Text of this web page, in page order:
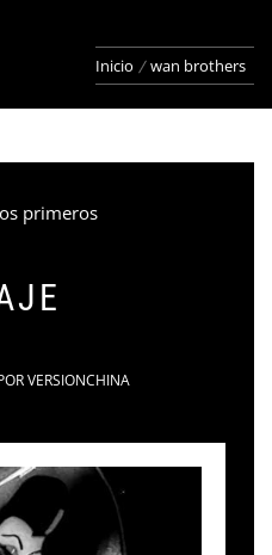
Inicio wan brothers
primeros
VERSIONCHINA